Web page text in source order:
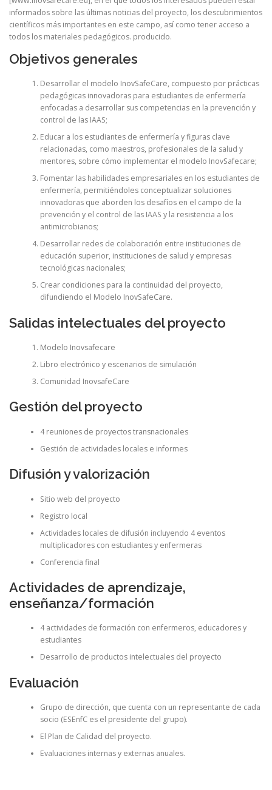
informados sobre las últimas noticias del proyecto, los descubrimientos
científicos más importantes en este campo, así como tener acceso a
todos los materiales pedagógicos. producido.
Objetivos generales
Desarrollar el modelo InovSafeCare, compuesto por prácticas
pedagógicas innovadoras para estudiantes de enfermería
enfocadas a desarrollar sus competencias en la prevención y
control de las IAAS;
Educar a los estudiantes de enfermería y figuras clave
relacionadas, como maestros, profesionales de la salud y
mentores, sobre cómo implementar el modelo InovSafecare;
Fomentar las habilidades empresariales en los estudiantes de
enfermería, permitiéndoles conceptualizar soluciones
innovadoras que aborden los desafíos en el campo de la
prevención y el control de las IAAS y la resistencia a los
antimicrobianos;
Desarrollar redes de colaboración entre instituciones de
educación superior, instituciones de salud y empresas
tecnológicas nacionales;
Crear condiciones para la continuidad del proyecto,
difundiendo el Modelo InovSafeCare.
Salidas intelectuales del proyecto
Modelo Inovsafecare
Libro electrónico y escenarios de simulación
Comunidad InovsafeCare
Gestión del proyecto
4 reuniones de proyectos transnacionales
Gestión de actividades locales e informes
Difusión y valorización
Sitio web del proyecto
Registro local
Actividades locales de difusión incluyendo 4 eventos
multiplicadores con estudiantes y enfermeras
Conferencia final
Actividades de aprendizaje,
enseñanza/formación
4 actividades de formación con enfermeros, educadores y
estudiantes
Desarrollo de productos intelectuales del proyecto
Evaluación
Grupo de dirección, que cuenta con un representante de cada
socio (ESEnfC es el presidente del grupo).
El Plan de Calidad del proyecto.
Evaluaciones internas y externas anuales.